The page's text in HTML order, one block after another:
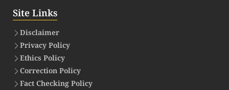
Site Links
Disclaimer
Privacy Policy
Ethics Policy
Correction Policy
Fact Checking Policy